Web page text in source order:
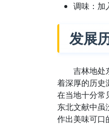
调味：加
发展
吉林地处
着深厚的历史
在当地十分常
东北文献中虽
作出美味可口